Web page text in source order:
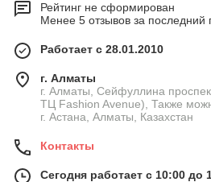
Рейтинг не сформирован
Менее 5 отзывов за последний
Работает с 28.01.2010
г. Алматы
г. Алматы, Сейфуллина
ТЦ Fashion Avenue), Также
г. Астана, Алматы, Казахстан
Контакты
Сегодня работает с 10:00 до